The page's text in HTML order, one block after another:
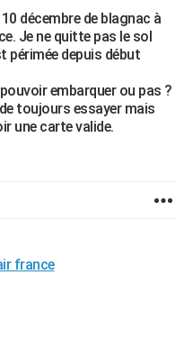
décembre de blagnac à
Je ne quitte pas le sol
périmée depuis début
embarquer ou pas ?
toujours essayer mais
une carte valide.
france